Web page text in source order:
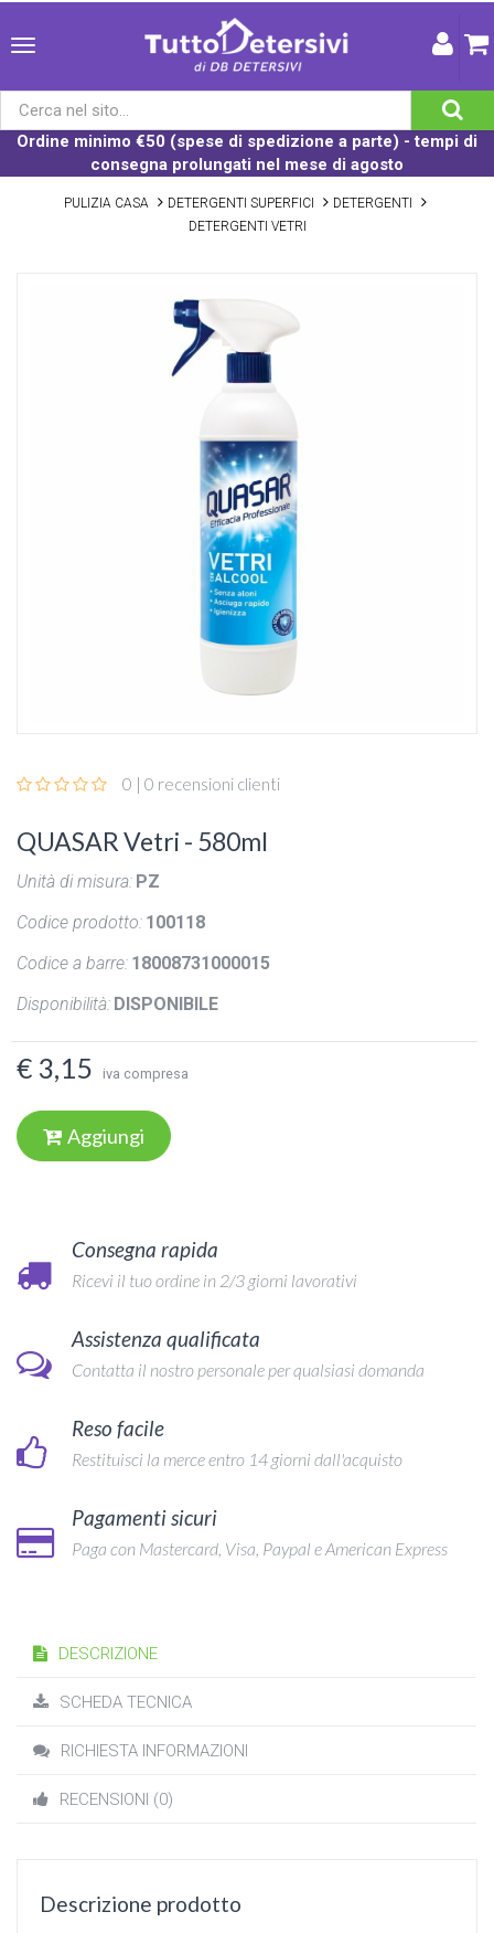
Ordine minimo €50 (spese di spedizione a parte) - tempi di
consegna prolungati nel mese di agosto
PULIZIA CASA DETERGENTI SUPERFICI
DETERGENTI
DETERGENTI VETRI
0 | 0 recensioni clienti
QUASAR Vetri - 580ml
Unità di misura: PZ
Codice prodotto: 100118
Codice a barre: 18008731000015
Disponibilità: DISPONIBILE
€ 3,15 iva compresa
Aggiungi
Consegna rapida
Ricevi il tuo ordine in 2/3 giorni lavorativi
Assistenza qualificata
Contatta il nostro personale per qualsiasi domanda
Reso facile
Restituisci la merce entro 14 giorni dall'acquisto
Pagamenti sicuri
Paga con Mastercard, Visa, Paypal e American Express
DESCRIZIONE
SCHEDA TECNICA
RICHIESTA INFORMAZIONI
RECENSIONI (0)
Descrizione prodotto